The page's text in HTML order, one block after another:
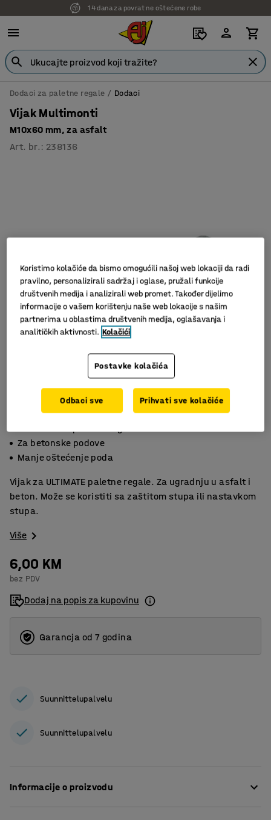
14 dana za povrat ne oštećene robe
Dodaci za paletne regale Dodaci
Vijak Multimonti
M10x60 mm, za asfalt
Art. br. : 238136
Za betonske podove
Manje oštećenje poda
Vijak za ULTIMATE paletne regale. Za ugradnju u asfalt i
beton. Može se koristiti sa zaštitom stupa ili nastavkom
stupa.
Više
6,00 KM
bez PDV
Dodaj na popis za kupovinu
Garancja od 7 godina
Suunnittelupalvelu
Suunnittelupalvelu
Informacije o proizvodu
Koristimo kolačiće da bismo omogućili našoj web lokaciji da radi
pravilno, personalizirali sadržaj i oglase, pružali funkcije
društvenih medija i analizirali web promet. Također dijelimo
informacije o vašem korištenju naše web lokacije s našim
partnerima u oblastima društvenih medija, oglašavanja i
analitičkih aktivnosti. Kolačići
Postavke kolačića
Odbaci sve Prihvati sve kolačiće